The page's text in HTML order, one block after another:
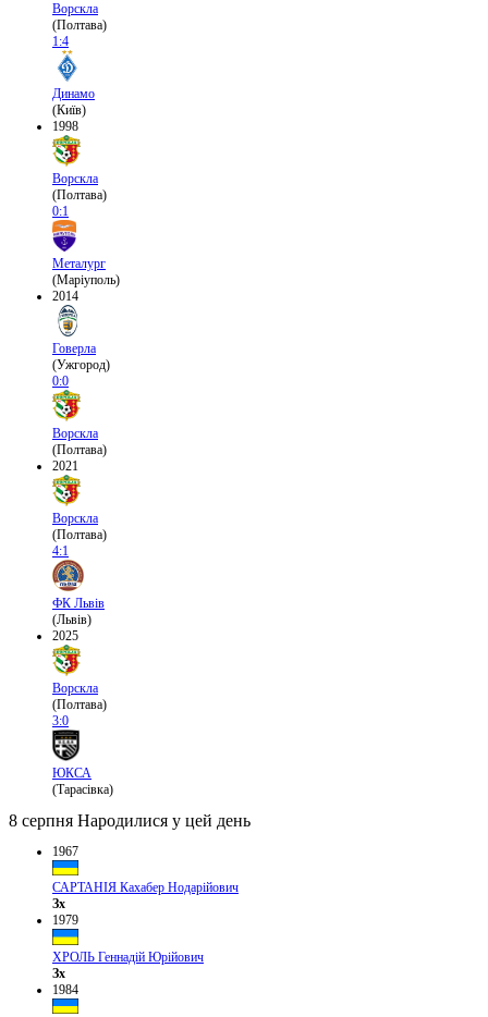
Ворскла
(Полтава)
1:4
Динамо
(Київ)
1998
Ворскла
(Полтава)
0:1
Металург
(Маріуполь)
2014
Говерла
(Ужгород)
0:0
Ворскла
(Полтава)
2021
Ворскла
(Полтава)
4:1
ФК Львів
(Львів)
2025
Ворскла
(Полтава)
3:0
ЮКСА
(Тарасівка)
8 серпня Народилися у цей день
1967
САРТАНІЯ Кахабер Нодарійович
Зх
1979
ХРОЛЬ Геннадій Юрійович
Зх
1984